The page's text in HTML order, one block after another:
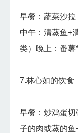
早餐：蔬菜沙拉
中午：清蒸鱼+
类）晚上：番薯
7.林心如的饮食
早餐：炒鸡蛋
子的肉或蒸的鱼